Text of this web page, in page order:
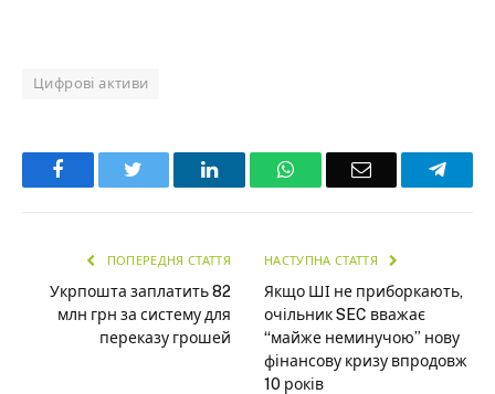
Цифрові активи
Facebook LinkedInWhatsAppEmail
ПОПЕРЕДНЯ СТАТТЯ
Укрпошта заплатить 82
млн грн за систему для
переказу грошей
НАСТУПНА СТАТТЯ
Якщо ШІ не приборкають,
очільник SEC вважає
“майже неминучою” нову
фінансову кризу впродовж
10 років